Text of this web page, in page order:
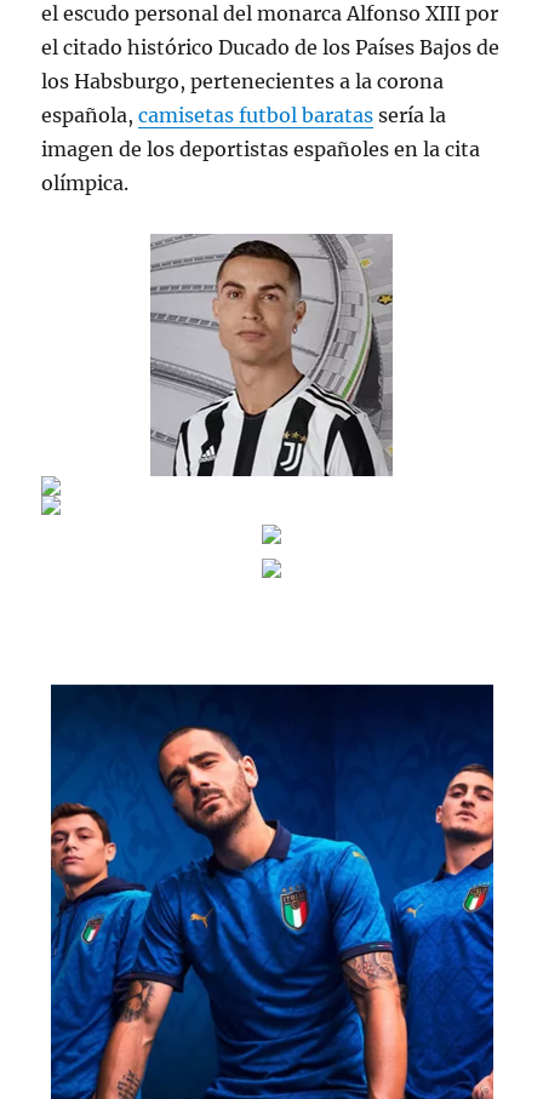
el escudo personal del monarca Alfonso XIII por
el citado histórico Ducado de los Países Bajos de
los Habsburgo, pertenecientes a la corona
española,camisetas futbol baratas sería la
imagen de los deportistas españoles en la cita
olímpica.